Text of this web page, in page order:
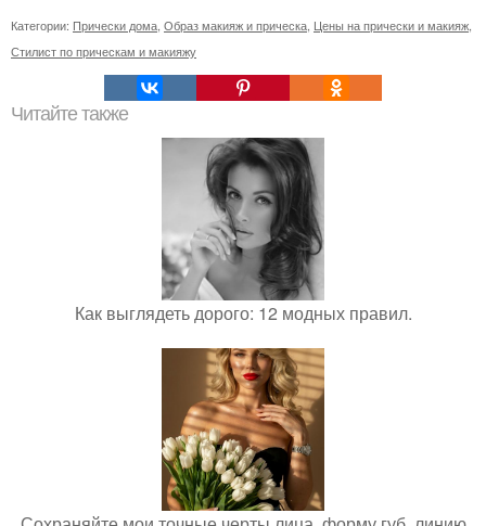
Категории: Прически дома Образ макияж и прическа Цены на прически и макияж
Стилист по прическам и макияжу
Читайте также
Как выглядеть дорого: 12 модных правил.